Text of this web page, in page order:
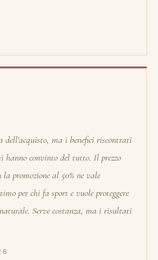
dell'acquisto, ma i benefici riscontrati
hanno convinto del tutto. Il prezzo
promozione al 50% ne vale
per chi fa sport e vuole proteggere
Serve costanza, ma i risultati